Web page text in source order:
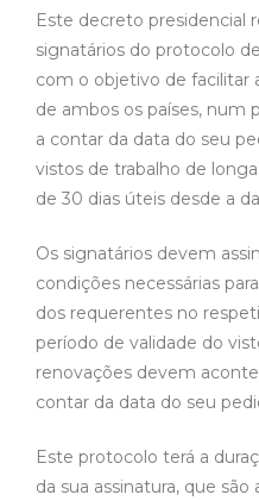
Este decreto presidencial
signatários do protocolo
com o objetivo de facilitar
de ambos os países, num
a contar da data do seu
vistos de trabalho de
de 30 dias úteis desde a
Os signatários devem
condições necessárias
dos requerentes no
período de validade do
renovações devem
contar da data do seu
Este protocolo terá a
da sua assinatura, que